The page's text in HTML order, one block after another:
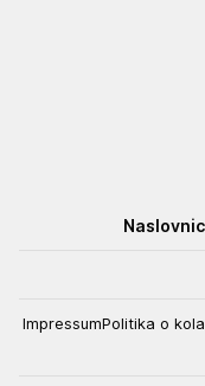
ImpressumPolitika o